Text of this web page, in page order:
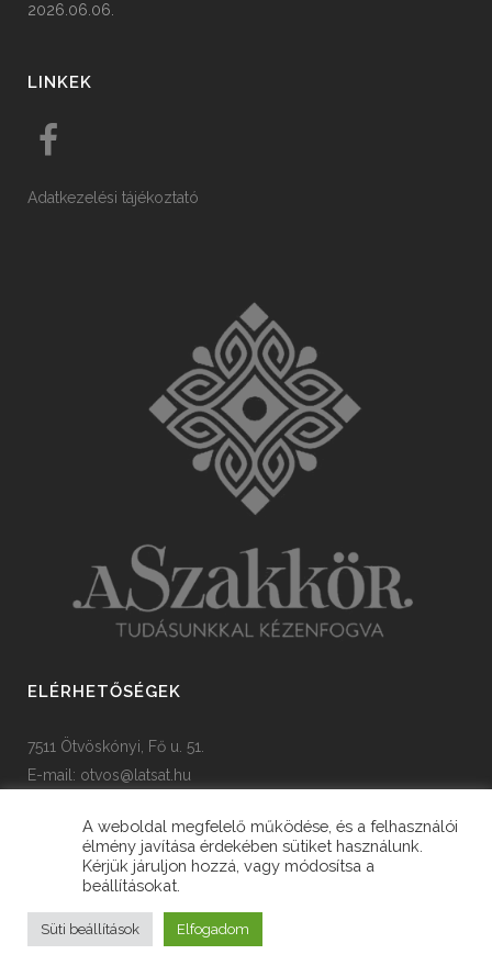
2026.06.06.
LINKEK
Adatkezelési tájékoztató
ELÉRHETŐSÉGEK
7511 Ötvöskónyi, Fő u. 51.
E-mail: otvos@latsat.hu
© Copyright Ötvöskónyi Község Önkormányzata
A weboldal megfelelő működése, és a felhasználói
élmény javítása érdekében sütiket használunk.
Kérjük járuljon hozzá, vagy módosítsa a
beállításokat.
Süti beállítások Elfogadom